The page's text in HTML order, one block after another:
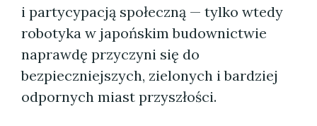
i partycypacją społeczną — tylko wtedy
robotyka w japońskim budownictwie
naprawdę przyczyni się do
bezpieczniejszych, zielonych i bardziej
odpornych miast przyszłości.